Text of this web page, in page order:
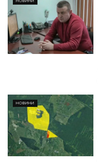
НОВИНИ